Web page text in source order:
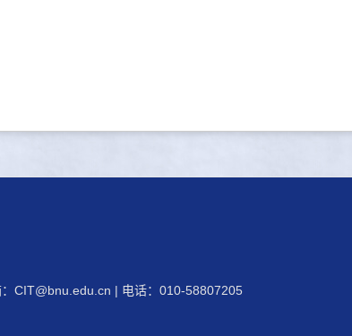
CIT@bnu.edu.cn | 电话：010-58807205